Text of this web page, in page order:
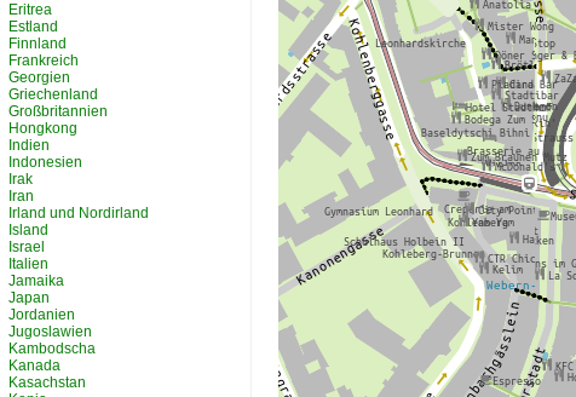
Eritrea
Estland
Finnland
Frankreich
Georgien
Griechenland
Großbritannien
Hongkong
Indien
Indonesien
Irak
Iran
Irland und Nordirland
Island
Israel
Italien
Jamaika
Japan
Jordanien
Jugoslawien
Kambodscha
Kanada
Kasachstan